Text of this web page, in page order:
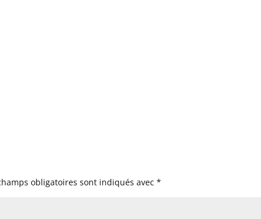
obligatoires sont indiqués avec*